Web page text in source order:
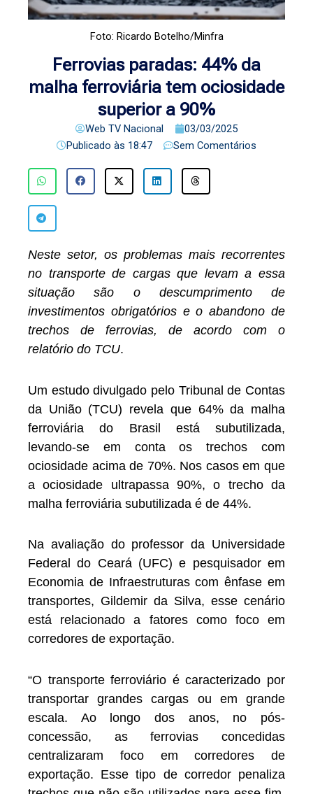
Foto: Ricardo Botelho/Minfra
Ferrovias paradas: 44% da
malha ferroviária tem ociosidade
superior a 90%
Web TV Nacional
03/03/2025
Publicado às 18:47 Sem Comentários
Neste setor, os problemas mais recorrentes
no transporte de cargas que levam a essa
situação são o descumprimento de
investimentos obrigatórios e o abandono de
trechos de ferrovias, de acordo com o
relatório do TCU.
Um estudo divulgado pelo Tribunal de Contas
da União (TCU) revela que 64% da malha
ferroviária do Brasil está subutilizada,
levando-se em conta os trechos com
ociosidade acima de 70%. Nos casos em que
a ociosidade ultrapassa 90%, o trecho da
malha ferroviária subutilizada é de 44%.
Na avaliação do professor da Universidade
Federal do Ceará (UFC) e pesquisador em
Economia de Infraestruturas com ênfase em
transportes, Gildemir da Silva, esse cenário
está relacionado a fatores como foco em
corredores de exportação.
“O transporte ferroviário é caracterizado por
transportar grandes cargas ou em grande
escala. Ao longo dos anos, no pós-
concessão, as ferrovias concedidas
centralizaram foco em corredores de
exportação. Esse tipo de corredor penaliza